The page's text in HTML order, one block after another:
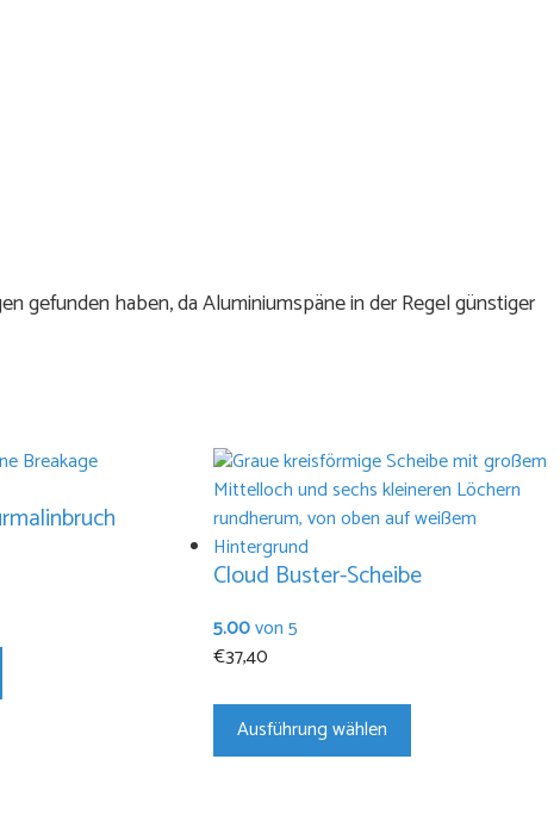
gefunden haben, da Aluminiumspäne in der Regel günstiger
Cloud Buster-Scheibe
5.00von 5
€37,40
Ausführung wählen